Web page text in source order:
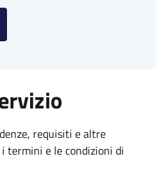
requisiti e altre
termini e le condizioni di